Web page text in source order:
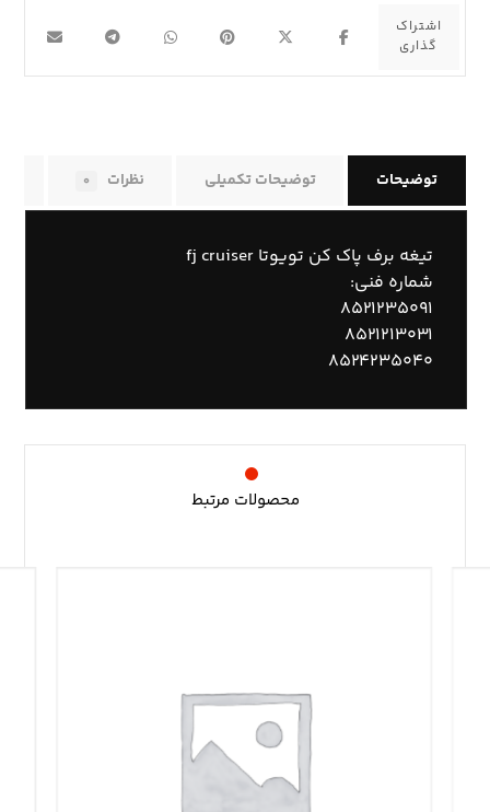
توضیحات توضیحات تکمیلی نظرات ۰
تیغه برف پاک کن تویوتا fj cruiser
شماره فنی:
۸۵۲۱۲۳۵۰۹۱
۸۵۲۱۲۱۳۰۳۱
۸۵۲۴۲۳۵۰۴۰
محصولات مرتبط